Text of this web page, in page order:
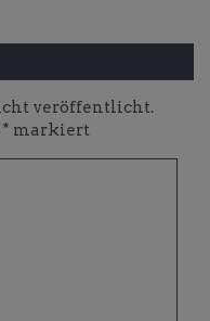
veröffentlicht.
* markiert